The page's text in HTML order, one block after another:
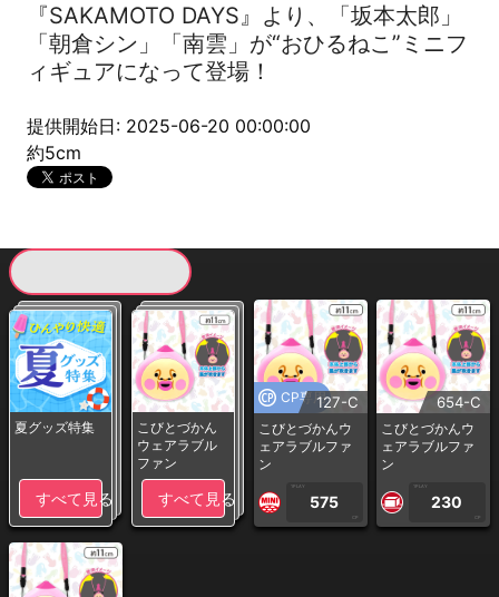
『SAKAMOTO DAYS』より、「坂本太郎」
「朝倉シン」「南雲」が“おひるねこ”ミニフ
ィギュアになって登場！
提供開始日: 2025-06-20 00:00:00
約5cm
夏グッズ特集
すべて見る
こびとづかん
ウェアラブル
ファン
すべて見る
CP専用127-C
こびとづかんウ
ェアラブルファ
ン
1PLAY
575
CP
654-C
こびとづかんウ
ェアラブルファ
ン
1PLAY
230
CP